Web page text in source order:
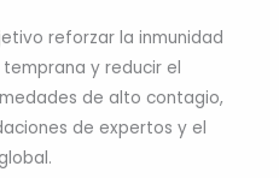
reforzar la inmunidad
y reducir el
de alto contagio,
de expertos y el